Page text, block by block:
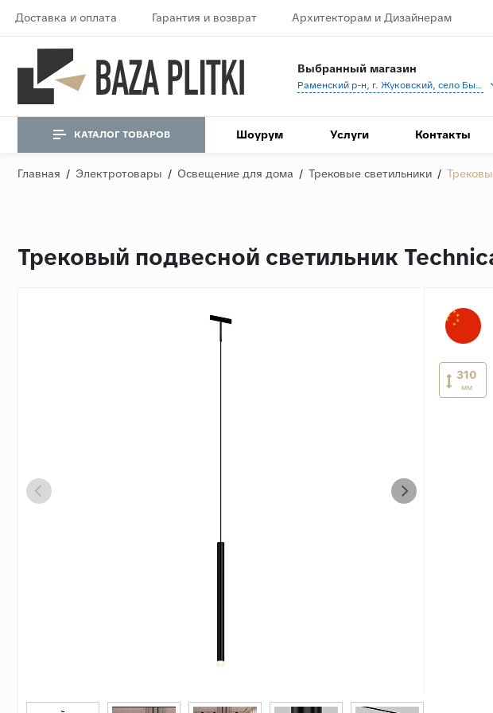
Доставка и оплата Гарантия и возврат Архитекторам и Дизайнерам
Выбранный магазин
Раменский р-н, г. Жуковский, село Быково, кп Спартак, Береговая ул., 1
КАТАЛОГ ТОВАРОВ Шоурум Услуги Контакты
Главная / Электротовары / Освещение для дома / Трековые светильники /
Трековый подвесной светильник
310
мм